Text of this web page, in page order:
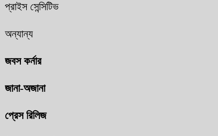
প্রাইস সেন্সিটিভ
অন্যান্য
জবস কর্নার
জানা-অজানা
প্রেস রিলিজ